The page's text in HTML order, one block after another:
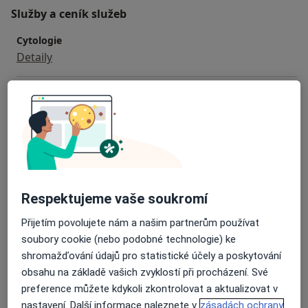
Služby a ceník služeb
Cytologie
Detaily
Diagnostické vyšetření
Detaily
Genetické vyšetření
Detaily
Gynekologická operace
Detaily
Gynekologické vyšetření
Detaily
Respektujeme vaše soukromí
Přijetím povolujete nám a našim partnerům používat
soubory cookie (nebo podobné technologie) ke
shromažďování údajů pro statistické účely a poskytování
obsahu na základě vašich zvyklostí při procházení. Své
preference můžete kdykoli zkontrolovat a aktualizovat v
nastavení. Další informace naleznete v zásadách ochrany